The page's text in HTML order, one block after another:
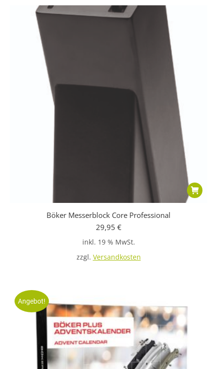
Böker Messerblock Core Professional
29,95 €
inkl. 19 % MwSt.
zzgl. Versandkosten
Angebot!